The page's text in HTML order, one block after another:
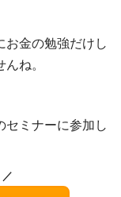
お金の勉強だけし
ね。
セミナーに参加し